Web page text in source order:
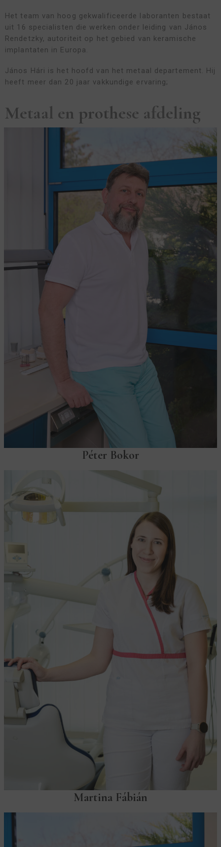
Het team van hoog gekwalificeerde laboranten bestaat
uit 16 specialisten die werken onder leiding van János
Rendetzky, autoriteit op het gebied van keramische
implantaten in Europa.
János Hári is het hoofd van het metaal departement. Hij
heeft meer dan 20 jaar vakkundige ervaring;
Metaal en prothese afdeling
Péter Bokor
Martina Fábián